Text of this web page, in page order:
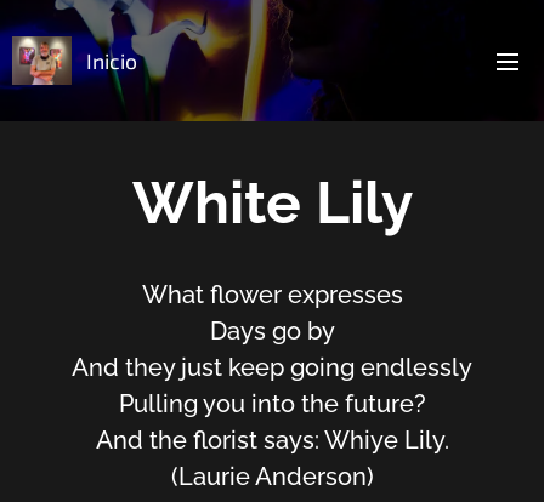
Inicio
White Lily
What flower expresses
Days go by
And they just keep going endlessly
Pulling you into the future?
And the florist says: Whiye Lily.
(Laurie Anderson)